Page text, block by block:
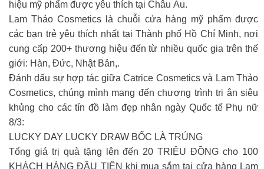
hiệu mỹ phẩm được yêu thích tại Châu Âu.
Lam Thảo Cosmetics là chuỗi cửa hàng mỹ phẩm được
các bạn trẻ yêu thích nhất tại Thành phố Hồ Chí Minh, nơi
cung cấp 200+ thương hiệu đến từ nhiều quốc gia trên thế
giới: Hàn, Đức, Nhật Bản,.
Đánh dấu sự hợp tác giữa Catrice Cosmetics và Lam Thảo
Cosmetics, chúng mình mang đến chương trình tri ân siêu
khủng cho các tín đồ làm đẹp nhân ngày Quốc tế Phụ nữ
8/3:
LUCKY DAY LUCKY DRAW BỐC LÀ TRÚNG
Tổng giá trị quà tặng lên đến 20 TRIỆU ĐỒNG cho 100
KHÁCH HÀNG ĐẦU TIÊN khi mua sắm tại cửa hàng Lam